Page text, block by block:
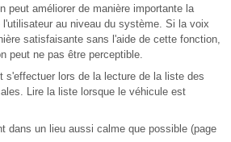
peut améliorer de manière importante la
au niveau du système. Si la voix
satisfaisante sans l'aide de cette fonction,
peut ne pas être perceptible.
s'effectuer lors de la lecture de la liste des
Lire la liste lorsque le véhicule est
dans un lieu aussi calme que possible (page